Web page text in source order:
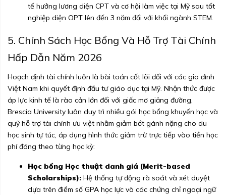
tế hưởng lương diện CPT và cơ hội làm việc tại Mỹ sau tốt
nghiệp diện OPT lên đến 3 năm đối với khối ngành STEM.
5. Chính Sách Học Bổng Và Hỗ Trợ Tài Chính
Hấp Dẫn Năm 2026
Hoạch định tài chính luôn là bài toán cốt lõi đối với các gia đình
Việt Nam khi quyết định đầu tư giáo dục tại Mỹ. Nhận thức được
áp lực kinh tế là rào cản lớn đối với giấc mơ giảng đường,
Brescia University luôn duy trì nhiều gói học bổng khuyến học và
quỹ hỗ trợ tài chính ưu việt nhằm giảm bớt gánh nặng cho du
học sinh tự túc, áp dụng hình thức giảm trừ trực tiếp vào tiền học
phí đóng theo từng học kỳ:
Học bổng Học thuật danh giá (Merit-based
Scholarships): Hệ thống tự động rà soát và xét duyệt
dựa trên điểm số GPA học lực và các chứng chỉ ngoại ngữ